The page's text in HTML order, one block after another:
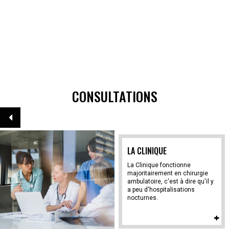
CONSULTATIONS
LA CLINIQUE
La Clinique fonctionne
majoritairement en chirurgie
ambulatoire, c'est à dire qu'il y
a peu d'hospitalisations
nocturnes.